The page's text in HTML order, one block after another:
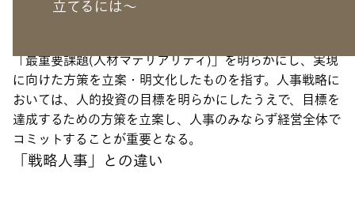
立てるには～
「最重要課題(人材マテリアリティ)」を明らかにし、実現
に向けた方策を立案・明文化したものを指す。人事戦略に
おいては、人的投資の目標を明らかにしたうえで、目標を
達成するための方策を立案し、人事のみならず経営全体で
コミットすることが重要となる。
「戦略人事」との違い